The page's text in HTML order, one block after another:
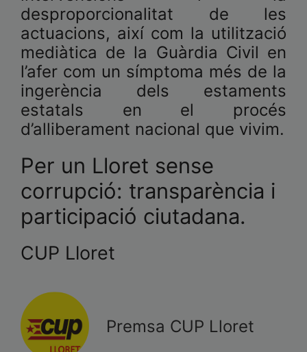
desproporcionalitat de les
actuacions, així com la utilització
mediàtica de la Guàrdia Civil en
l’afer com un símptoma més de la
ingerència dels estaments
estatals en el procés
d’alliberament nacional que vivim.
Per un Lloret sense
corrupció: transparència i
participació ciutadana.
CUP Lloret
Premsa CUP Lloret